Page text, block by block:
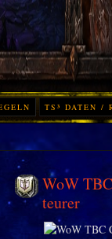
TS³ DATEN /
WoW
teurer